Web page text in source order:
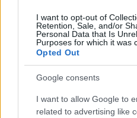
I want to opt-out of
Retention, Sale, and/or
Personal Data that Is
Purposes for which it was
Opted Out
Google consents
I want to allow Google to
related to advertising like
Népszerű